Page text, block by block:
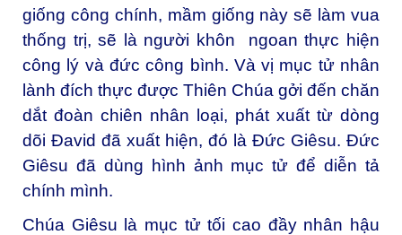
giống công chính, mầm giống này sẽ làm vua
thống trị, sẽ là người khôn ngoan thực hiện
công lý và đức công bình. Và vị mục tử nhân
lành đích thực được Thiên Chúa gởi đến chăn
dắt đoàn chiên nhân loại, phát xuất từ dòng
dõi Đavid đã xuất hiện, đó là Đức Giêsu. Đức
Giêsu đã dùng hình ảnh mục tử để diễn tả
chính mình.
Chúa Giêsu là mục tử tối cao đầy nhân hậu